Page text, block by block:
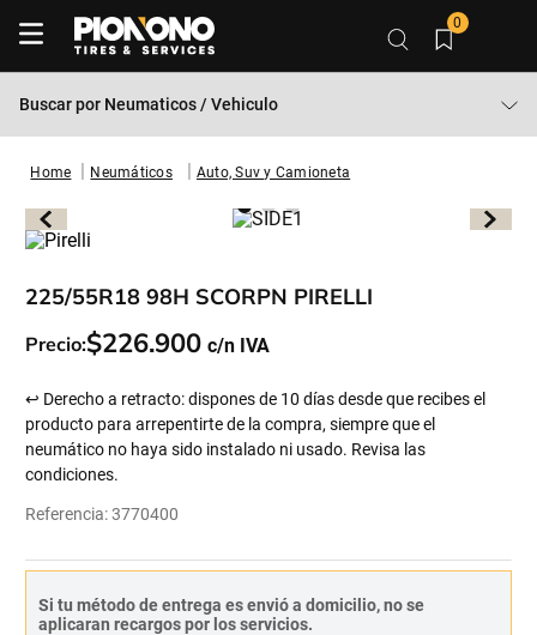
0
Buscar por Neumaticos / Vehiculo
Neumáticos Auto, Suv y Camioneta
225/55R18 98H SCORPN PIRELLI
Precio:$226.900
↩ Derecho a retracto: dispones de 10 días desde que recibes el
producto para arrepentirte de la compra, siempre que el
neumático no haya sido instalado ni usado. Revisa las
condiciones.
Referencia:3770400
Si tu método de entrega es envió a domicilio, no se
aplicaran recargos por los servicios.